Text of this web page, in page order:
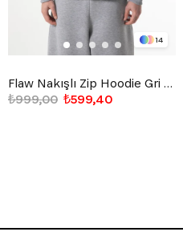
14
Flaw Nakışlı Zip Hoodie Gri Melanj
₺599,40
₺999,00